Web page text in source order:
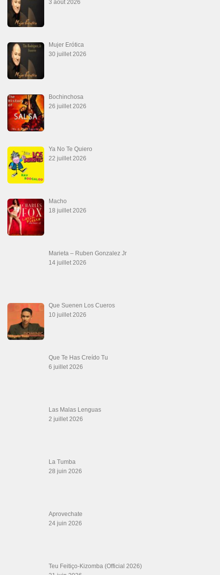
18 juillet 2026
Marieta – Ruben Gonzalez Jr
14 juillet 2026
Que Suenen Los Cueros
10 juillet 2026
Que Te Has Creído Tu
6 juillet 2026
Las Malas Lenguas
2 juillet 2026
La Tumba
28 juin 2026
Aprovechate
24 juin 2026
Teu Feitiço-Kizomba (Official 2026)
21 juin 2026
Canguil
20 juin 2026
Descarga Guaguancó
16 juin 2026
rock 6 temps, DVD Valse, Vidéos Tango, Paso Doble, DVD salsa cubaine,